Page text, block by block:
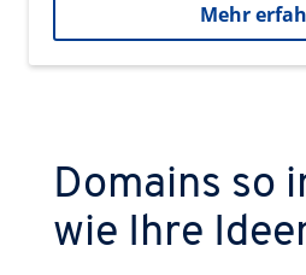
Mehr
Domains so
wie Ihre